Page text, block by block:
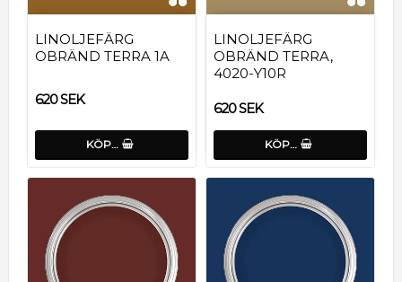
LINOLJEFÄRG
OBRÄND TERRA 1A
620 SEK
KÖP…
LINOLJEFÄRG
OBRÄND TERRA,
4020-Y10R
620 SEK
KÖP…